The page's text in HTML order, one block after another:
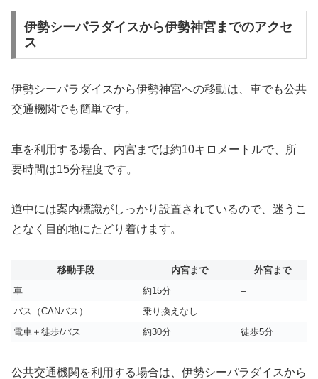
伊勢シーパラダイスから伊勢神宮までのアクセ
ス
伊勢シーパラダイスから伊勢神宮への移動は、車でも公共
交通機関でも簡単です。
車を利用する場合、内宮までは約10キロメートルで、所
要時間は15分程度です。
道中には案内標識がしっかり設置されているので、迷うこ
となく目的地にたどり着けます。
移動手段 内宮まで
外宮まで
車
約15分
–
バス（CANバス）
乗り換えなし
–
電車＋徒歩/バス
約30分 徒歩5分
公共交通機関を利用する場合は、伊勢シーパラダイスから